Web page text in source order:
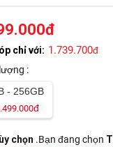
đ
chỉ với: 1.739.700đ
:
- 256GB
đ
chọn .Bạn đang chọn